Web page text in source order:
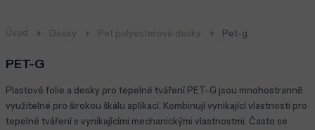
Úvod Desky Pet polyesterové desky Pet-g
PET-G
Plastové folie a desky pro tepelné tváření PET-G jsou mnohostranně
využitelné pro širokou škálu aplikací. Kombinují vynikající vlastnosti pro
tepelné tváření s vynikajícími mechanickými vlastnostmi. Často se